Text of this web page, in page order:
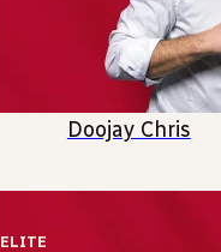
Doojay Chris
ELITE